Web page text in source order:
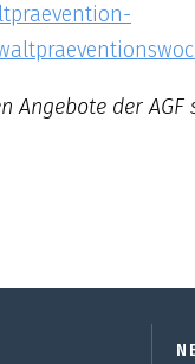
Angebote der